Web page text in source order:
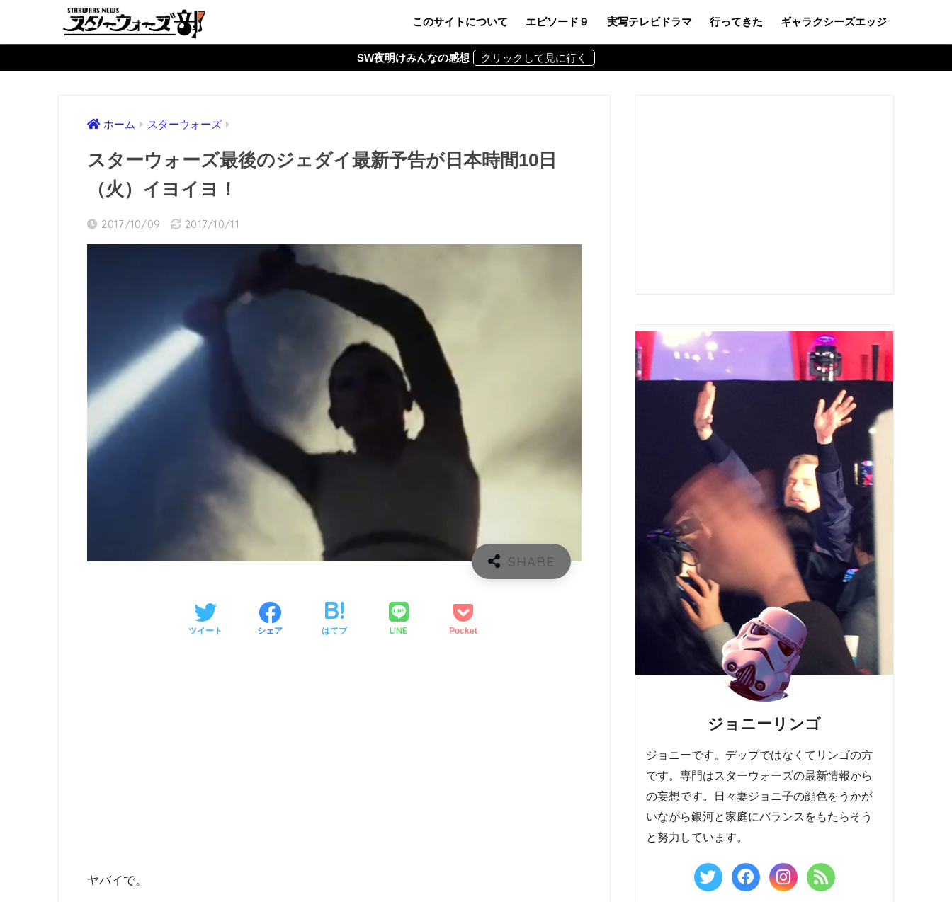
このサイトについて エピソード９ 実写テレビドラマ 行ってきた ギャラクシーズエッジ
SW夜明けみんなの感想
ホーム スターウォーズ
スターウォーズ最後のジェダイ最新予告が日本時間10日
（火）イヨイヨ！
2017/10/09 2017/10/11
ツイート シェア はてブ LINE Pocket
ヤバイで。
ジョニーリンゴ
ジョニーです。デップではなくてリンゴの方
です。専門はスターウォーズの最新情報から
の妄想です。日々妻ジョニ子の顔色をうかが
いながら銀河と家庭にバランスをもたらそう
と努力しています。